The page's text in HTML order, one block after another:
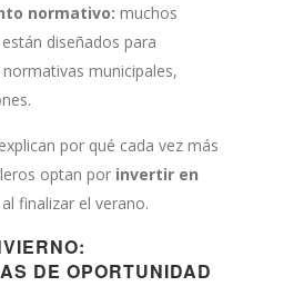
normativo: muchos
están diseñados para
municipales,
por qué cada vez más
optan por invertir en
al finalizar el verano.
DE OPORTUNIDAD